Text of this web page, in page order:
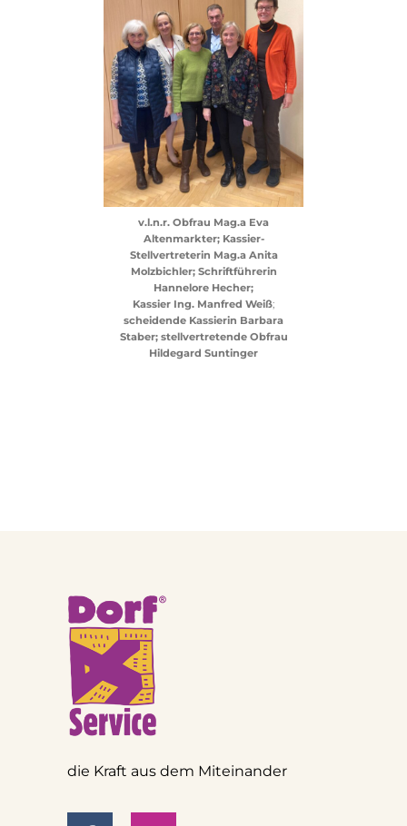
v.l.n.r. Obfrau Mag.a Eva
Altenmarkter; Kassier-
Stellvertreterin Mag.a Anita
Molzbichler; Schriftführerin
Hannelore Hecher;
Kassier Ing. Manfred Weiß;
scheidende Kassierin Barbara
Staber; stellvertretende Obfrau
Hildegard Suntinger
die Kraft aus dem Miteinander